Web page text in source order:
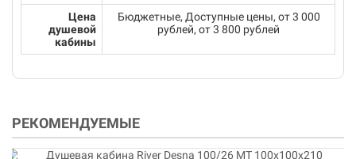
Цена
душевой
кабины
Бюджетные, Доступные цены, от 3 000
рублей, от 3 800 рублей
РЕКОМЕНДУЕМЫЕ